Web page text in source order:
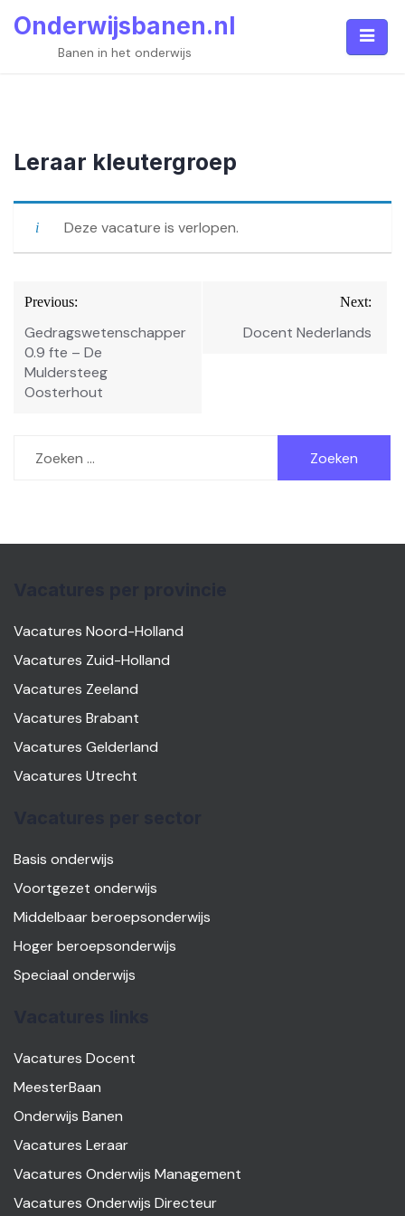
Onderwijsbanen.nl
Banen in het onderwijs
Leraar kleutergroep
Deze vacature is verlopen.
Bericht
navigatie
Previous:
Gedragswetenschapper
0.9 fte – De
Muldersteeg
Oosterhout
Next:
Docent Nederlands
naar:
Vacatures Noord-Holland
Vacatures Zuid-Holland
Vacatures Zeeland
Vacatures Brabant
Vacatures Gelderland
Vacatures Utrecht
Basis onderwijs
Voortgezet onderwijs
Middelbaar beroepsonderwijs
Hoger beroepsonderwijs
Speciaal onderwijs
Vacatures Docent
MeesterBaan
Onderwijs Banen
Vacatures Leraar
Vacatures Onderwijs Management
Vacatures Onderwijs Directeur